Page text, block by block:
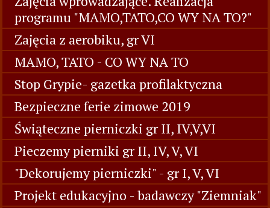
programu "MAMO,TATO,CO WY NA TO?"
Zajęcia z aerobiku, gr VI
MAMO, TATO - CO WY NA TO
Stop Grypie- gazetka profilaktyczna
Bezpieczne ferie zimowe 2019
Świąteczne pierniczki gr II, IV,V,VI
Pieczemy pierniki gr II, IV, V, VI
"Dekorujemy pierniczki" - gr I, V, VI
Projekt edukacyjno - badawczy "Ziemniak"